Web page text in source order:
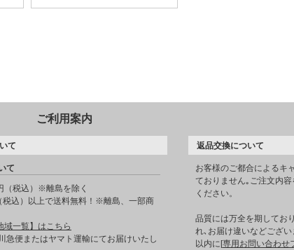
ご利用案内
て
て
（税込）※離島を除く
税込）以上で送料無料！※離島、一部商
域一覧】はこちら
急便またはヤマト運輸にてお届けいたし
返品交換について
お客様のご都合によるキ
ておりません｡ご注文内
ください。
品質には万全を期してお
れ､お届け違いなどござ
以内に[専用お問い合わせ